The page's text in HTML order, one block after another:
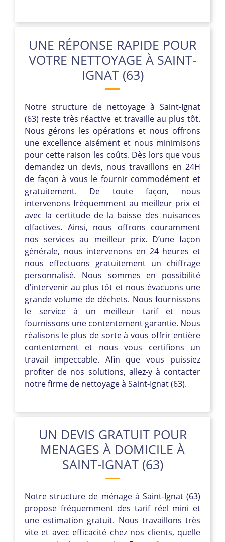
UNE RÉPONSE RAPIDE POUR
VOTRE NETTOYAGE À SAINT-
IGNAT (63)
Notre structure de nettoyage à Saint-Ignat
(63) reste très réactive et travaille au plus tôt.
Nous gérons les opérations et nous offrons
une excellence aisément et nous minimisons
pour cette raison les coûts. Dès lors que vous
demandez un devis, nous travaillons en 24H
de façon à vous le fournir commodément et
gratuitement. De toute façon, nous
intervenons fréquemment au meilleur prix et
avec la certitude de la baisse des nuisances
olfactives. Ainsi, nous offrons couramment
nos services au meilleur prix. D’une façon
générale, nous intervenons en 24 heures et
nous effectuons gratuitement un chiffrage
personnalisé. Nous sommes en possibilité
d’intervenir au plus tôt et nous évacuons une
grande volume de déchets. Nous fournissons
le service à un meilleur tarif et nous
fournissons une contentement garantie. Nous
réalisons le plus de sorte à vous offrir entière
contentement et nous vous certifions un
travail impeccable. Afin que vous puissiez
profiter de nos solutions, allez-y à contacter
notre firme de nettoyage à Saint-Ignat (63).
UN DEVIS GRATUIT POUR
MENAGES À DOMICILE À
SAINT-IGNAT (63)
Notre structure de ménage à Saint-Ignat (63)
propose fréquemment des tarif réel mini et
une estimation gratuit. Nous travaillons très
vite et avec efficacité chez nos clients, quelle